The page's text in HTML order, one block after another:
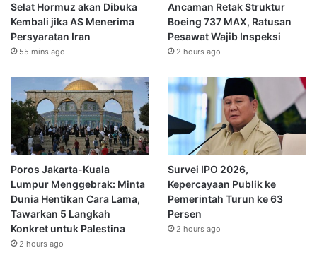
Selat Hormuz akan Dibuka
Kembali jika AS Menerima
Persyaratan Iran
55 mins ago
Ancaman Retak Struktur
Boeing 737 MAX, Ratusan
Pesawat Wajib Inspeksi
2 hours ago
Poros Jakarta-Kuala
Lumpur Menggebrak: Minta
Dunia Hentikan Cara Lama,
Tawarkan 5 Langkah
Konkret untuk Palestina
2 hours ago
Survei IPO 2026,
Kepercayaan Publik ke
Pemerintah Turun ke 63
Persen
2 hours ago